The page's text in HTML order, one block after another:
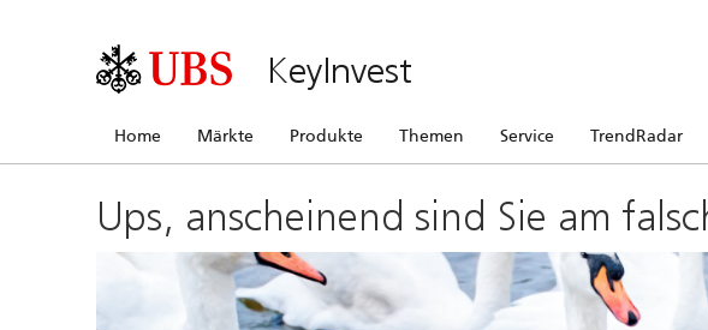
KeyInvest
Home Märkte Produkte Themen Service TrendRadar
Ups, anscheinend sind Sie am